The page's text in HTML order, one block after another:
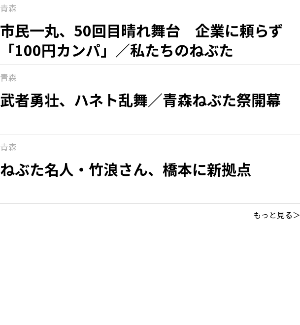
青森
市民一丸、50回目晴れ舞台 企業に頼らず
「100円カンパ」／私たちのねぶた
青森
武者勇壮、ハネト乱舞／青森ねぶた祭開幕
青森
ねぶた名人・竹浪さん、橋本に新拠点
もっと見る＞